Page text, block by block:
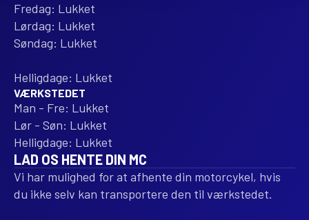
Fredag: Lukket
Lørdag: Lukket
Søndag: Lukket
Helligdage: Lukket
VÆRKSTEDET
Man - Fre: Lukket
Lør - Søn: Lukket
Helligdage: Lukket
LAD OS HENTE DIN MC
Vi har mulighed for at afhente din motorcykel, hvis
du ikke selv kan transportere den til værkstedet.